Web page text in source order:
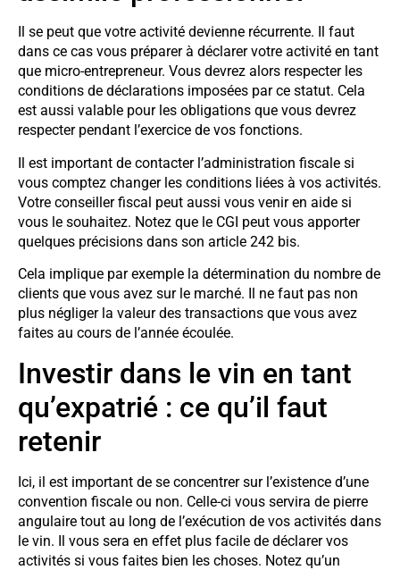
Il se peut que votre activité devienne récurrente. Il faut
dans ce cas vous préparer à déclarer votre activité en tant
que micro-entrepreneur. Vous devrez alors respecter les
conditions de déclarations imposées par ce statut. Cela
est aussi valable pour les obligations que vous devrez
respecter pendant l’exercice de vos fonctions.
Il est important de contacter l’administration fiscale si
vous comptez changer les conditions liées à vos activités.
Votre conseiller fiscal peut aussi vous venir en aide si
vous le souhaitez. Notez que le CGI peut vous apporter
quelques précisions dans son article 242 bis.
Cela implique par exemple la détermination du nombre de
clients que vous avez sur le marché. Il ne faut pas non
plus négliger la valeur des transactions que vous avez
faites au cours de l’année écoulée.
Investir dans le vin en tant
qu’expatrié : ce qu’il faut
retenir
Ici, il est important de se concentrer sur l’existence d’une
convention fiscale ou non. Celle-ci vous servira de pierre
angulaire tout au long de l’exécution de vos activités dans
le vin. Il vous sera en effet plus facile de déclarer vos
activités si vous faites bien les choses. Notez qu’un